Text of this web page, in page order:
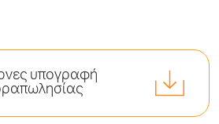
υπογραφή